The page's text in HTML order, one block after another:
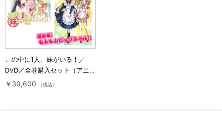
この中に1人、妹がいる！／
DVD／全巻購入セット（アニま
るっ！オリジナル特典付き・送
￥39,600 （税込）